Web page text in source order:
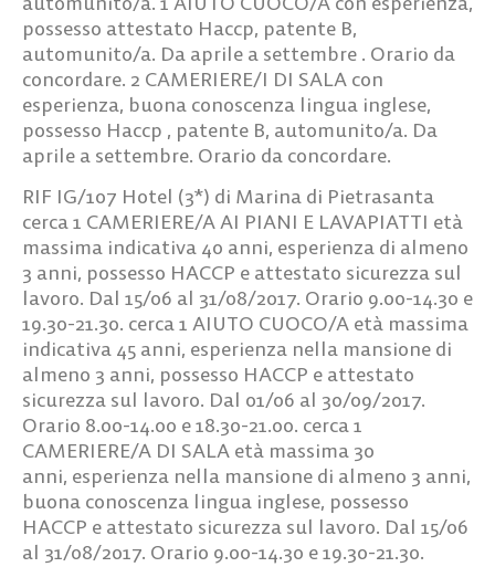
possesso attestato Haccp, patente B,
automunito/a. Da aprile a settembre . Orario da
concordare. 2 CAMERIERE/I DI SALA con
esperienza, buona conoscenza lingua inglese,
possesso Haccp , patente B, automunito/a. Da
aprile a settembre. Orario da concordare.
RIF IG/107 Hotel (3*) di Marina di Pietrasanta
cerca1 CAMERIERE/A AI PIANI E LAVAPIATTI età
massima indicativa 40 anni, esperienza di almeno
3 anni, possesso HACCP e attestato sicurezza sul
lavoro. Dal 15/06 al 31/08/2017. Orario 9.00-14.30 e
19.30-21.30. cerca1 AIUTO CUOCO/A età massima
indicativa 45 anni, esperienza nella mansione di
almeno 3 anni, possesso HACCP e attestato
sicurezza sul lavoro. Dal 01/06 al 30/09/2017.
Orario 8.00-14.00 e 18.30-21.00. cerca1
CAMERIERE/A DI SALA età massima 30
anni, esperienza nella mansione di almeno 3 anni,
buona conoscenza lingua inglese, possesso
HACCP e attestato sicurezza sul lavoro. Dal 15/06
al 31/08/2017. Orario 9.00-14.30 e 19.30-21.30.